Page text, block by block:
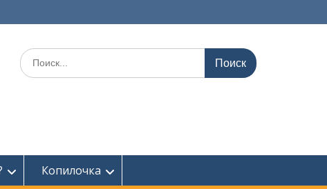
Поиск
по:
Копилочка